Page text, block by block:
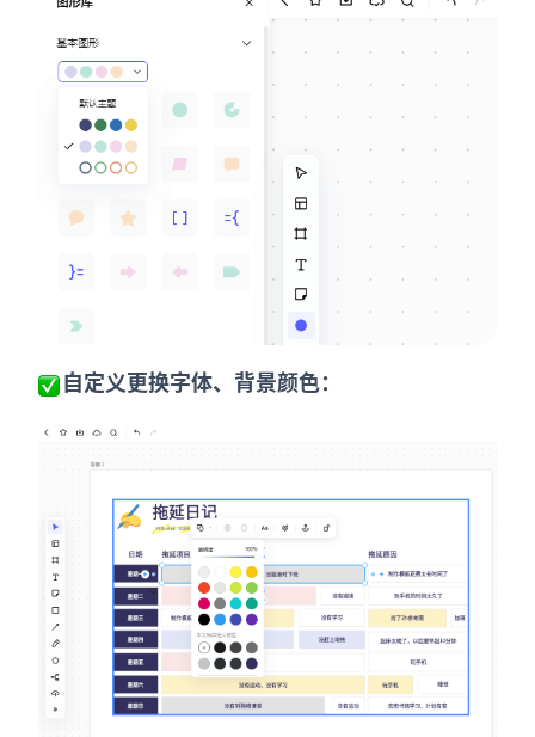
自定义更换字体、背景颜色：